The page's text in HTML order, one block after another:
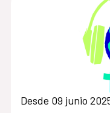
Desde 09 junio